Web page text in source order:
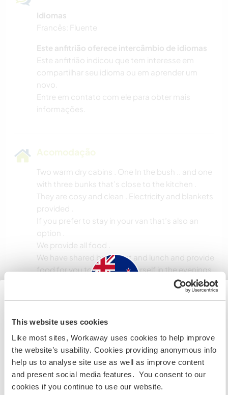
This website uses cookies
Like most sites, Workaway uses cookies to help improve
the website’s usability. Cookies providing anonymous info
help us to analyse site use as well as improve content
and present social media features. You consent to our
cookies if you continue to use our website.
Idiomas
Francês: Fluente
Este anfitrião oferece intercâmbio de idiomas
Este anfitrião indicou que tem interesse em
compartilhar seu idioma ou em aprender um
novo.
Entre em contato com ele para obter mais
informações.
Acomodação
Two warm dry cabins . One In the bush .. and one
with three bunks that’s close to the kitchen .
They are cosy and clean . Electricity and blankets
provided .
If you prefer to stay in your van that’s also an
option .
We provide all food .
We have shared breakfast and lunch and provide
food for you to cook for yourself in the evenings
Mais alguns detalhes
Acesso à internet
Acesso à internet limitado
New Zealand
Se não for um cidadão da Austrália ou Nova Zelândia e
estiver planejando trabalhar, voluntariar ou estudar,
VOCÊ PRECISARÁ O VISTO ADEQUADO. Para obter mais
informações, é necessário entrar em contato com a
embaixada localizada em seu país, ANTES de viajar.